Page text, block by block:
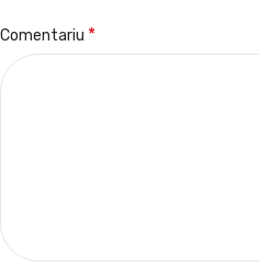
Comentariu *